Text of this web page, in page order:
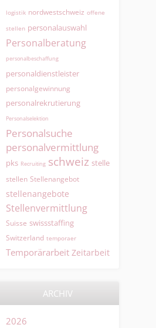
logistik nordwestschweiz offene
stellen personalauswahl
Personalberatung
personalbeschaffung
personaldienstleister
personalgewinnung
personalrekrutierung
Personalselektion
Personalsuche
personalvermittlung
pks Recruiting schweiz stelle
stellen Stellenangebot
stellenangebote
Stellenvermittlung
Suisse swissstaffing
Switzerland temporaer
Temporärarbeit Zeitarbeit
ARCHIV
2026